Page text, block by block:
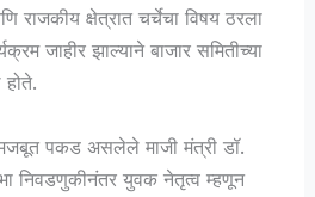
राजकीय क्षेत्रात चर्चेचा विषय ठरला
जाहीर झाल्याने बाजार समितीच्या
मजबूत पकड असलेले माजी मंत्री डॉ.
निवडणुकीनंतर युवक नेतृत्व म्हणून